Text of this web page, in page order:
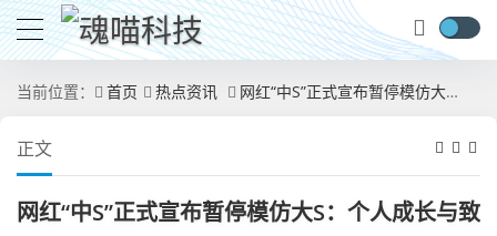
当前位置： 首页 热点资讯 网红“中S”正式宣布暂停模仿大S：个人成长与致敬偶像的新起点
正文
网红“中S”正式宣布暂停模仿大S：个人成长与致